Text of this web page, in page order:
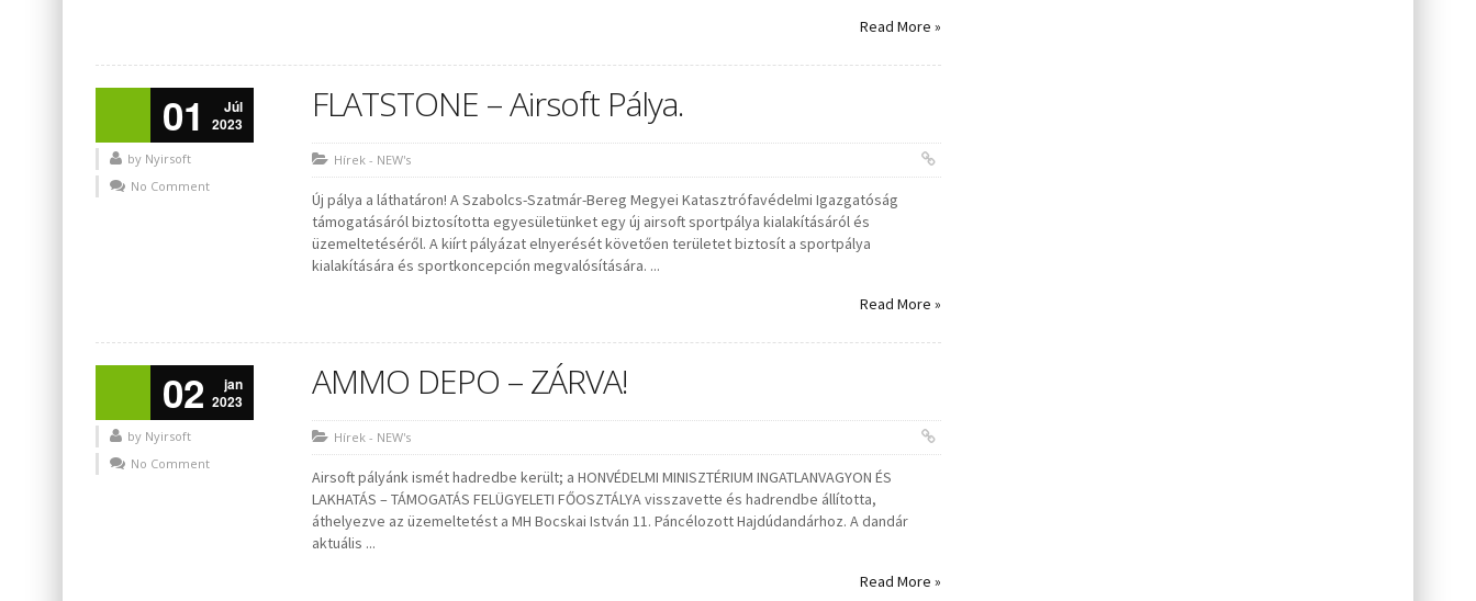
Read More »
01
Júl
2023
by Nyirsoft
No Comment
FLATSTONE – Airsoft Pálya.
Hírek - NEW's
Új pálya a láthatáron! A Szabolcs-Szatmár-Bereg Megyei Katasztrófavédelmi Igazgatóság
támogatásáról biztosította egyesületünket egy új airsoft sportpálya kialakításáról és
üzemeltetéséről. A kiírt pályázat elnyerését követően területet biztosít a sportpálya
kialakítására és sportkoncepción megvalósítására. ...
Read More »
02
jan
2023
by Nyirsoft
No Comment
AMMO DEPO – ZÁRVA!
Hírek - NEW's
Airsoft pályánk ismét hadredbe került; a HONVÉDELMI MINISZTÉRIUM INGATLANVAGYON ÉS
LAKHATÁS – TÁMOGATÁS FELÜGYELETI FŐOSZTÁLYA visszavette és hadrendbe állította,
áthelyezve az üzemeltetést a MH Bocskai István 11. Páncélozott Hajdúdandárhoz. A dandár
aktuális ...
Read More »